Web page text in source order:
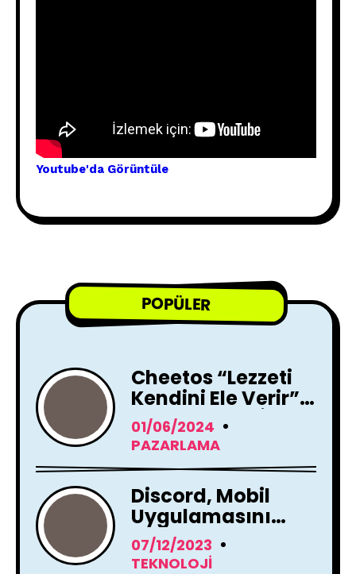
Youtube'da Görüntüle
POPÜLER
Cheetos “Lezzeti
Kendini Ele Verir”
Reklam Filmi İle
Yayında !
01/06/2024
PAZARLAMA
Discord, Mobil
Uygulamasını
Tamamen
Yenileme Kararı
07/12/2023
TEKNOLOJI